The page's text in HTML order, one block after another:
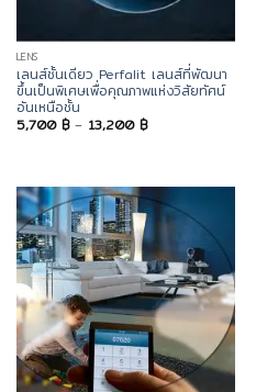
LENS
เลนส์ชั้นเดียว Perfalit เลนส์ที่พัฒนา
ขึ้นเป็นพิเศษเพื่อคุณภาพแห่งวิสัยทัศน์
อันเหนือชั้น
5,700 ฿ – 13,200 ฿Price
range: